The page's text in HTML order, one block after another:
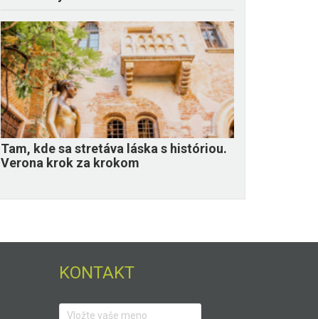
Tam, kde sa stretáva láska s históriou.
Verona krok za krokom
KONTAKT